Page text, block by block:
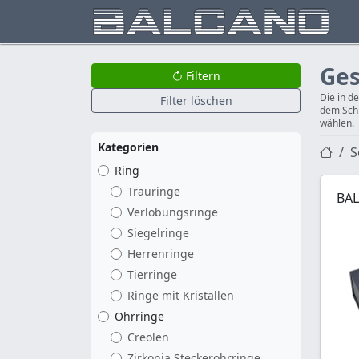
Filtern
Filter löschen
Kategorien
Ring
Trauringe
Verlobungsringe
Siegelringe
Herrenringe
Tierringe
Ringe mit Kristallen
Ohrringe
Creolen
Die in
dem
wählen.